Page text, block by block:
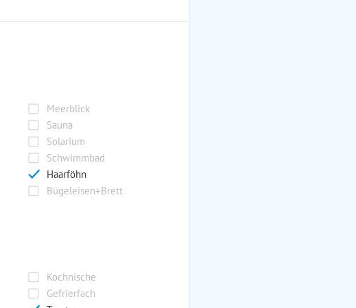
Meerblick
Sauna
Solarium
Schwimmbad
Haarföhn
Bügeleisen+Brett
Kochnische
Gefrierfach